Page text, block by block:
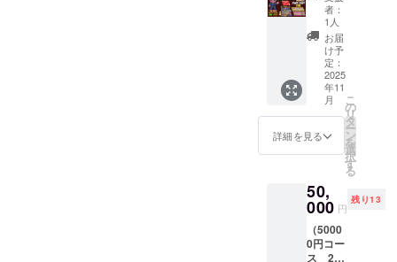
ワール
ドツ
アー大
阪編」
Web配
布 （当
日イベ
ントに
ご参加
いただ
「ファ
イナル
スト劇
場版・
阪版）
・特製
壁紙
（Web
配布）
・実録
ゲーム
「ファ
イナル
リクエ
アー大
阪編」
布 ・
「ファ
イナル
リクエ
スト劇
場版」
上映会
＆トー
ショー
参加チ
ケット
・二次
ト（飲
食費
別） ・
特製ア
クリル
者：
1人
お届
け予
定：
2025
年11
月
詳細を見る
こ
の
リ
タ
ー
ン
を
選
択
す
る
50,
000 円
残り13
（5000
0円コー
ス 20